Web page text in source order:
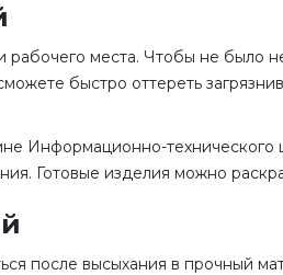
рабочего места. Чтобы не было
быстро оттереть
Информационно-
Готовые изделия можно
после высыхания в прочный